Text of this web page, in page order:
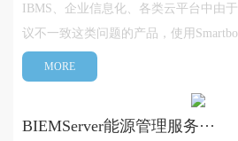
IBMS、企业信息化、各类云平台中由
议不一致这类问题的产品，使用
议的转换和系统联网过程，使得异种协
准协议（专有云协议）并与云平台系统
MORE
​BIEMServer能源管理服务···